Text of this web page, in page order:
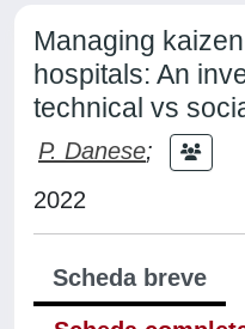
Managing
hospitals: An
technical vs
P. Danese;
2022
Scheda breve